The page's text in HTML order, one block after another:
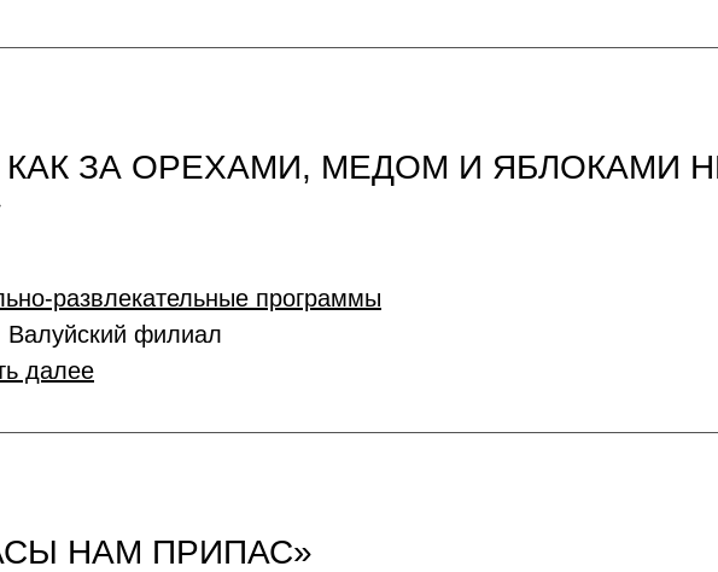
КАК ЗА ОРЕХАМИ, МЕДОМ И ЯБЛОКАМИ
развлекательные программы
филиал
далее
НАМ ПРИПАС»